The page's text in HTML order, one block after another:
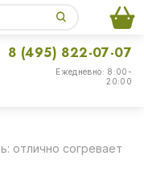
Ежедневно: 8:00-
20:00
8 (495) 822-07-07
отлично согревает